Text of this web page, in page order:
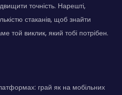
точність. Нарешті,
стаканів, щоб знайти
той виклик, який тобі потрібен.
грай як на мобільних